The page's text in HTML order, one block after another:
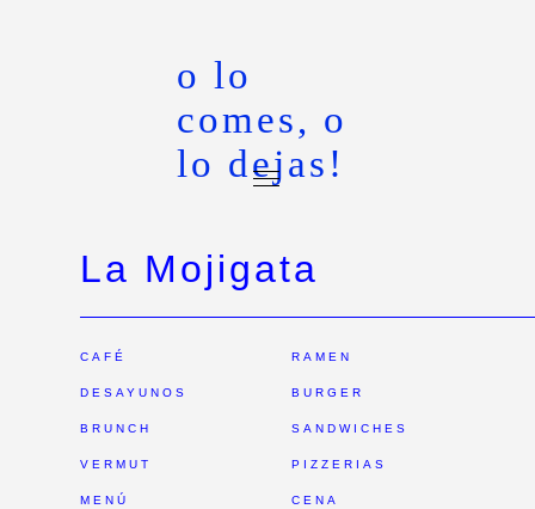
o lo
comes, o
lo dejas!
La Mojigata
CAFÉ
DESAYUNOS
BRUNCH
VERMUT
MENÚ
RAMEN
BURGER
SANDWICHES
PIZZERIAS
CENA